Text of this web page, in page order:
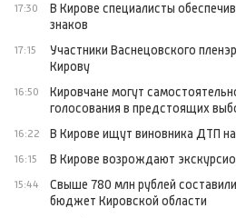
17:30
В Кирове специалисты
знаков
17:15
Участники Васнецовского
Кирову
16:50
Кировчане могут
голосования в предстоящих
16:22 В Кирове ищут виновника ДТП
16:15 В Кирове возрождают
15:44
Свыше 780 млн рублей
бюджет Кировской области